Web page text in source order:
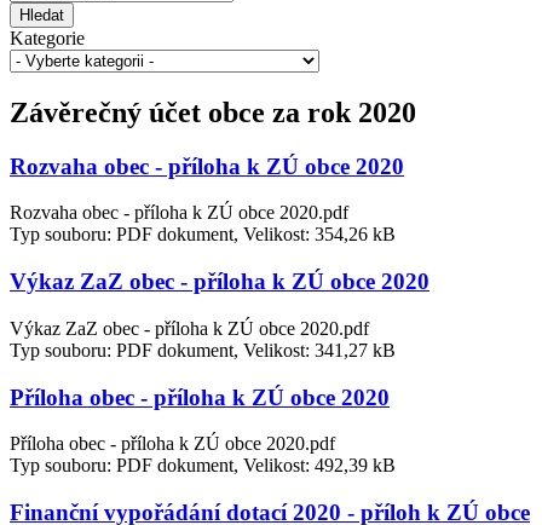
Hledat
Kategorie
Závěrečný účet obce za rok 2020
Rozvaha obec - příloha k ZÚ obce 2020
Rozvaha obec - příloha k ZÚ obce 2020.pdf
Typ souboru: PDF dokument, Velikost: 354,26 kB
Výkaz ZaZ obec - příloha k ZÚ obce 2020
Výkaz ZaZ obec - příloha k ZÚ obce 2020.pdf
Typ souboru: PDF dokument, Velikost: 341,27 kB
Příloha obec - příloha k ZÚ obce 2020
Příloha obec - příloha k ZÚ obce 2020.pdf
Typ souboru: PDF dokument, Velikost: 492,39 kB
Finanční vypořádání dotací 2020 - příloh k ZÚ obce